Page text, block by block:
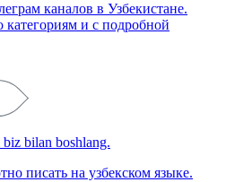
каналов в Узбекистане.
и с подробной
bilan boshlang.
писать на узбекском языке.